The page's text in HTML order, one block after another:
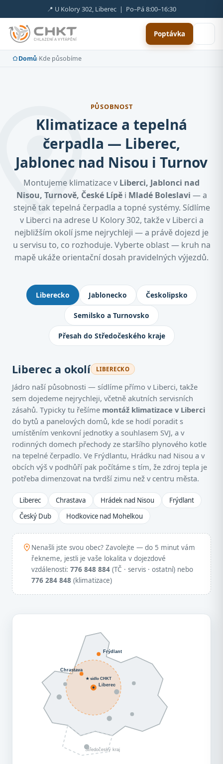
📍 U Kolory 302, Liberec | Po–Pá 8:00–16:30
Poptávka
Domů›Kde působíme
PŮSOBNOST
Klimatizace a tepelná
čerpadla — Liberec,
Jablonec nad Nisou i Turnov
Montujeme klimatizace v Liberci, Jablonci nad
Nisou, Turnově, České Lípěi Mladé Boleslavi — a
stejně tak tepelná čerpadla a topné systémy. Sídlíme
v Liberci na adrese U Kolory 302, takže v Liberci a
nejbližším okolí jsme nejrychleji — a právě dojezd je
u servisu to, co rozhoduje. Vyberte oblast — kruh na
mapě ukáže orientační dosah pravidelných výjezdů.
Kde montujeme klimatizace:
Liberecko Jablonecko Českolipsko
Semilsko a Turnovsko
Přesah do Středočeského kraje
Liberec a okolí LIBERECKO
Jádro naší působnosti — sídlíme přímo v Liberci, takže
sem dojedeme nejrychleji, včetně akutních servisních
zásahů. Typicky tu řešíme montáž klimatizace v Liberci
do bytů a panelových domů, kde se hodí poradit s
umístěním venkovní jednotky a souhlasem SVJ, a v
rodinných domech přechody ze staršího plynového kotle
na tepelné čerpadlo. Ve Frýdlantu, Hrádku nad Nisou a v
obcích výš v podhůří pak počítáme s tím, že zdroj tepla je
potřeba dimenzovat na tvrdší zimu než v centru města.
Liberec Chrastava Hrádek nad Nisou
Frýdlant
Český Dub
Hodkovice nad Mohelkou
Nenašli jste svou obec? Zavolejte — do 5 minut vám
řekneme, jestli je vaše lokalita v dojezdové
vzdálenosti: 776 848 884 (TČ · servis · ostatní) nebo
776 284 848 (klimatizace)
Středočeský kraj
Liberec
Chrastava
Frýdlant
★ sídlo CHKT